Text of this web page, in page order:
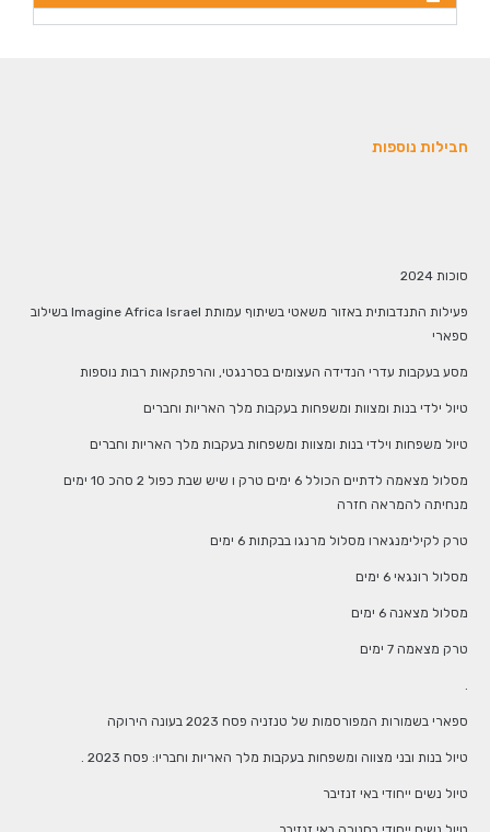
חבילות נוספות
סוכות 2024
פעילות התנדבותית באזור משאטי בשיתוף עמותת Imagine Africa Israel בשילוב
ספארי
מסע בעקבות עדרי הנדידה העצומים בסרנגטי, והרפתקאות רבות נוספות
טיול ילדי בנות ומצוות ומשפחות בעקבות מלך האריות וחברים
טיול משפחות וילדי בנות ומצוות ומשפחות בעקבות מלך האריות וחברים
מסלול מצאמה לדתיים הכולל 6 ימים טרק ו שיש שבת כפול 2 סהכ 10 ימים
מנחיתה להמראה חזרה
טרק לקילימנגארו מסלול מרנגו בבקתות 6 ימים
מסלול רונגאי 6 ימים
מסלול מצאנה 6 ימים
טרק מצאמה 7 ימים
ספארי בשמורות המפורסמות של טנזניה פסח 2023 בעונה הירוקה
טיול בנות ובני מצווה ומשפחות בעקבות מלך האריות וחבריו: פסח 2023 .
טיול נשים ייחודי באי זנזיבר